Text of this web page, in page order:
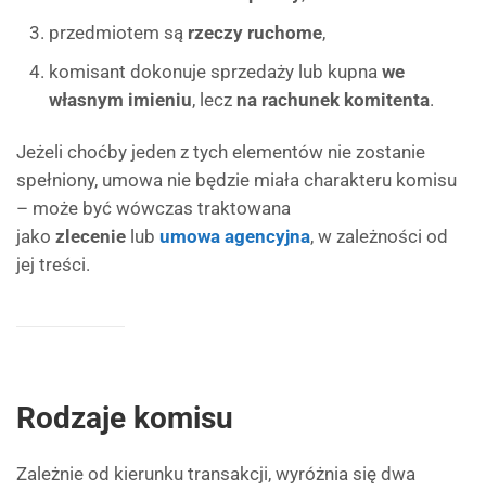
przedmiotem są rzeczy ruchome,
komisant dokonuje sprzedaży lub kupna we
własnym imieniu, lecz na rachunek komitenta.
Jeżeli choćby jeden z tych elementów nie zostanie
spełniony, umowa nie będzie miała charakteru komisu
– może być wówczas traktowana
jako zlecenie lub umowa agencyjna, w zależności od
jej treści.
Rodzaje komisu
Zależnie od kierunku transakcji, wyróżnia się dwa